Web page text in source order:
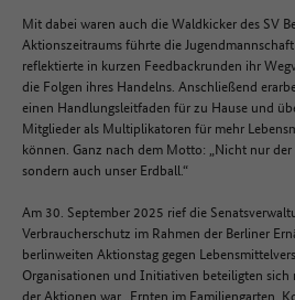
Mit dabei waren auch die Waldkicker des SV
Aktionszeitraums führte die
reflektierte in kurzen Feedbackrunden ihr
die Folgen ihres Handelns. Anschließend
einen Handlungsleitfaden für zu Hause und
Mitglieder als Multiplikatoren für mehr
können. Ganz nach dem Motto: „Nicht nur
sondern auch unser Erdball.“
Am 30. September 2025 rief die
Verbraucherschutz im Rahmen der Berliner
berlinweiten Aktionstag gegen
Organisationen und Initiativen beteiligten
der Aktionen war „Ernten im Familiengarten,